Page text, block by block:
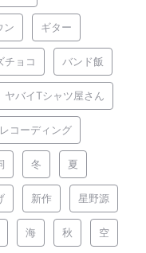
ン ギター
チョコ バンド飯
ヤバイTシャツ屋さん
レコーディング
冬 夏
新作 星野源
海 秋 空